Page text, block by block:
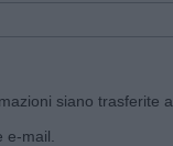
siano trasferite a
mail.